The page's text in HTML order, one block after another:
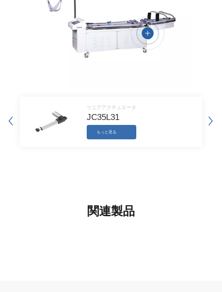
お客様の製品構造に応じて、製品にぴったりした最適なソリュー
ションを提案し、お客様の競争力を高めることができます。
医療製品に対して、JIECANGは国際的医療
機器のEMC試験要件を満たすためにに取り組んでいます。同社
リニアアクチュエータ
JC35L31
もっと見る
関連製品